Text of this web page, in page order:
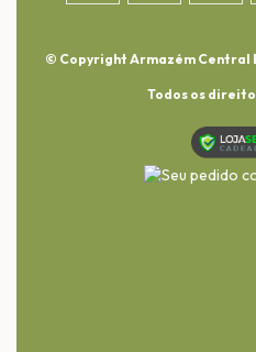
© Copyright Armazém Central
Todos os